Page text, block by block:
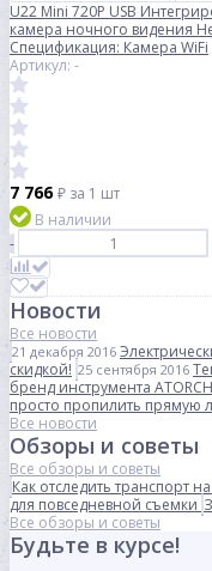
U22 Mini 720P USB
камера ночного видения
Спецификация: Камера WiFi
Артикул: -
7 766₽ за 1 шт
В наличии
-
Новости
Все новости
21 декабря 2016
скидкой! 25 сентября 2016
бренд инструмента ATORCH
просто пропилить прямую
Все новости
Обзоры и советы
Все обзоры и советы
Как отследить транспорт
для повседневной съемки
Все обзоры и советы
Будьте в курсе!